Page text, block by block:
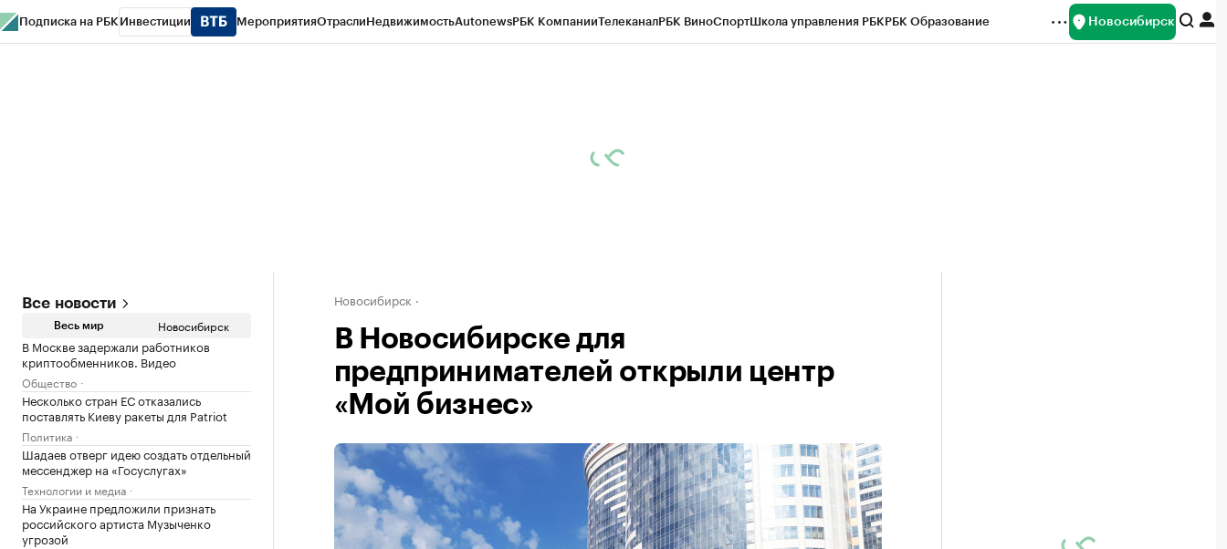
Подписка на РБК Инвестиции МероприятияОтраслиНедвижимостьAutonewsРБК КомпанииТелеканалРБК ВиноСпортШкола управления РБКРБК Образование Новосибирск
Все новости
Весь мир Новосибирск
В Москве задержали работников
криптообменников. Видео
Общество
Несколько стран ЕС отказались
поставлять Киеву ракеты для Patriot
Политика
Шадаев отверг идею создать отдельный
мессенджер на «Госуслугах»
Технологии и медиа
На Украине предложили признать
российского артиста Музыченко
угрозой
Новосибирск
В Новосибирске для
предпринимателей открыли центр
«Мой бизнес»